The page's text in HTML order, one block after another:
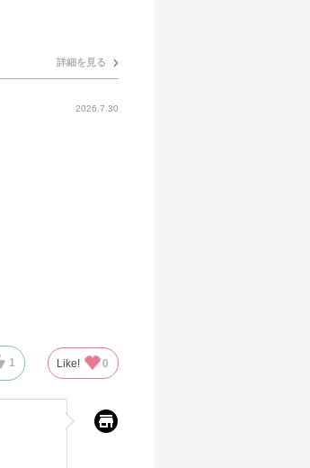
詳細を見る
2026.7.30
1 Like! 0